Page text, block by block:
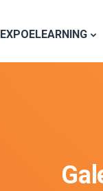
EXPOELEARNING